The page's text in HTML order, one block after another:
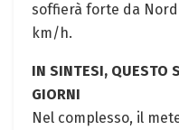
soffierà forte da
km/h.
IN SINTESI, QUESTO
GIORNI
Nel complesso, il